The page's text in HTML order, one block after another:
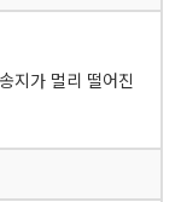
지가 멀리 떨어진